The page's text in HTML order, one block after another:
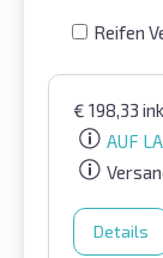
Reifen
€ 198,33
AUF
Details